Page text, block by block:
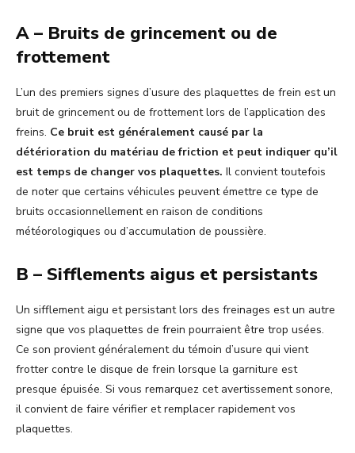
A – Bruits de grincement ou de
frottement
L’un des premiers signes d’usure des plaquettes de frein est un
bruit de grincement ou de frottement lors de l’application des
freins. Ce bruit est généralement causé par la
détérioration du matériau de friction et peut indiquer qu’il
est temps de changer vos plaquettes. Il convient toutefois
de noter que certains véhicules peuvent émettre ce type de
bruits occasionnellement en raison de conditions
météorologiques ou d’accumulation de poussière.
B – Sifflements aigus et persistants
Un sifflement aigu et persistant lors des freinages est un autre
signe que vos plaquettes de frein pourraient être trop usées.
Ce son provient généralement du témoin d’usure qui vient
frotter contre le disque de frein lorsque la garniture est
presque épuisée. Si vous remarquez cet avertissement sonore,
il convient de faire vérifier et remplacer rapidement vos
plaquettes.